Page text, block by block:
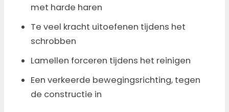
met harde haren
Te veel kracht uitoefenen tijdens het
schrobben
Lamellen forceren tijdens het reinigen
Een verkeerde bewegingsrichting, tegen
de constructie in